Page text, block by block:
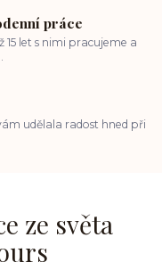
práce
let s nimi pracujeme a
udělala radost hned při
ze světa